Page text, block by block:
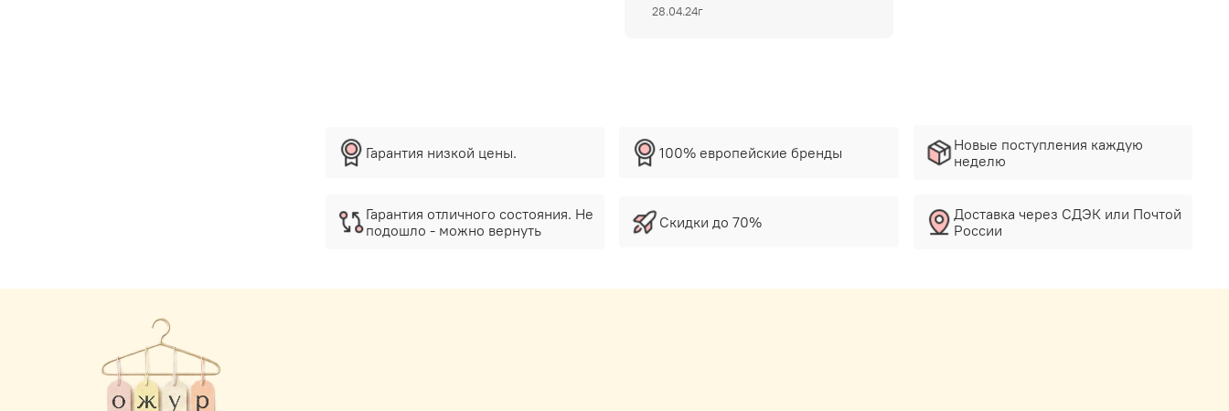
28.04.24г
Гарантия низкой цены.
Гарантия отличного состояния. Не
подошло - можно вернуть
100% европейские бренды
Скидки до 70%
Новые поступления каждую
неделю
Доставка через СДЭК или Почтой
России